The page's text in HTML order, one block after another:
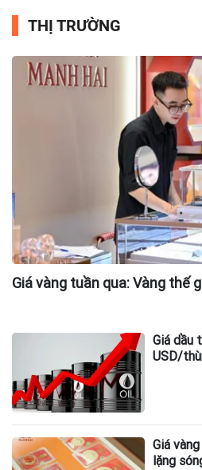
THỊ TRƯỜNG
Giá vàng tuần qua: Vàng thế
Giá dầu
USD/
Giá
lặng